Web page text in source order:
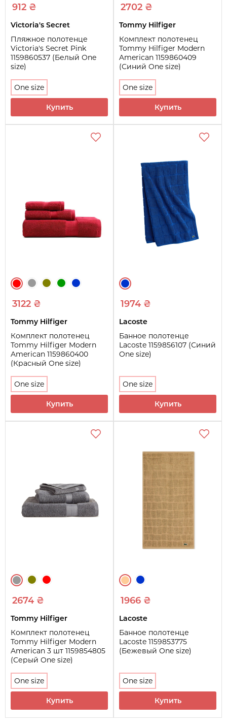
912 ₴
Victoria's Secret
Пляжное полотенце
Victoria's Secret Pink
1159860537 (Белый One
size)
One size
Купить
2702 ₴
Tommy Hilfiger
Комплект полотенец
Tommy Hilfiger Modern
American 1159860409
(Синий One size)
One size
Купить
3122 ₴
Tommy Hilfiger
Комплект полотенец
Tommy Hilfiger Modern
American 1159860400
(Красный One size)
One size
Купить
1974 ₴
Lacoste
Банное полотенце
Lacoste 1159856107 (Синий
One size)
One size
Купить
2674 ₴
Tommy Hilfiger
Комплект полотенец
Tommy Hilfiger Modern
American 3 шт 1159854805
(Серый One size)
One size
Купить
1966 ₴
Lacoste
Банное полотенце
Lacoste 1159853775
(Бежевый One size)
One size
Купить